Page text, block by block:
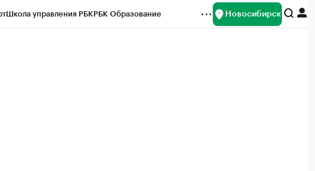
Школа управления РБКРБК Образование Новосибирск